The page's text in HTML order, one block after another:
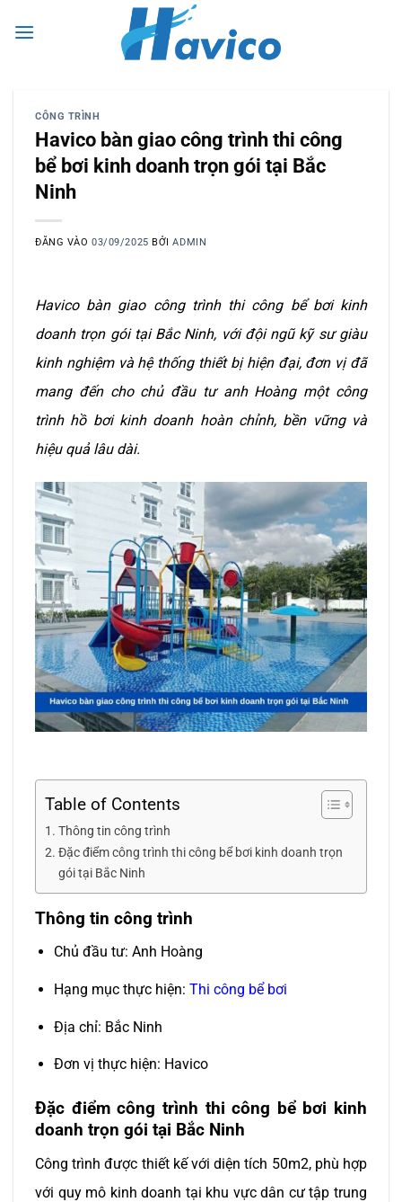
qua
CÔNG TRÌNH
Havico bàn giao công trình thi công
bể bơi kinh doanh trọn gói tại Bắc
Ninh
ĐĂNG VÀO03/09/2025 BỞIADMIN
Havico bàn giao công trình thi công bể bơi kinh
doanh trọn gói tại Bắc Ninh, với đội ngũ kỹ sư giàu
kinh nghiệm và hệ thống thiết bị hiện đại, đơn vị đã
mang đến cho chủ đầu tư anh Hoàng một công
trình hồ bơi kinh doanh hoàn chỉnh, bền vững và
hiệu quả lâu dài.
Table of Contents
Thông tin công trình
Đặc điểm công trình thi công bể bơi kinh doanh trọn
gói tại Bắc Ninh
Thông tin công trình
Chủ đầu tư: Anh Hoàng
Hạng mục thực hiện: Thi công bể bơi
Địa chỉ: Bắc Ninh
Đơn vị thực hiện: Havico
Đặc điểm công trình thi công bể bơi kinh
doanh trọn gói tại Bắc Ninh
Công trình được thiết kế với diện tích 50m2, phù hợp
với quy mô kinh doanh tại khu vực dân cư tập trung